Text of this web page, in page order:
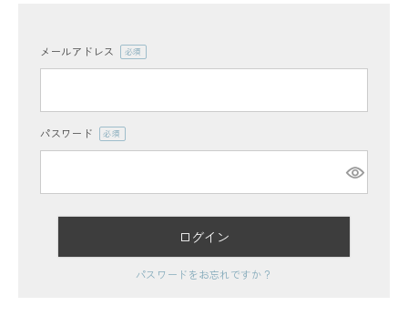
レディースボトムス
メールアドレス
(必
パスワード
(必
ログイン
パスワードをお忘れですか？